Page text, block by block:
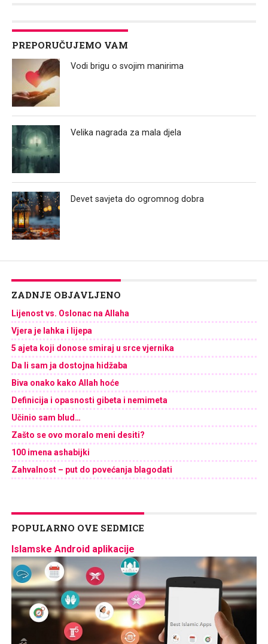
PREPORUČUJEMO VAM
Vodi brigu o svojim manirima
Velika nagrada za mala djela
Devet savjeta do ogromnog dobra
ZADNJE OBJAVLJENO
Lijenost vs. Oslonac na Allaha
Vjera je lahka i lijepa
5 ajeta koji donose smiraj u srce vjernika
Da li sam ja dostojna hidžaba
Biva onako kako Allah hoće
Definicija i opasnosti gibeta i nemimeta
Učinio sam blud…
Zašto se ovo moralo meni desiti?
100 imena ashabijki
Zahvalnost – put do povećanja blagodati
POPULARNO OVE SEDMICE
Islamske Android aplikacije